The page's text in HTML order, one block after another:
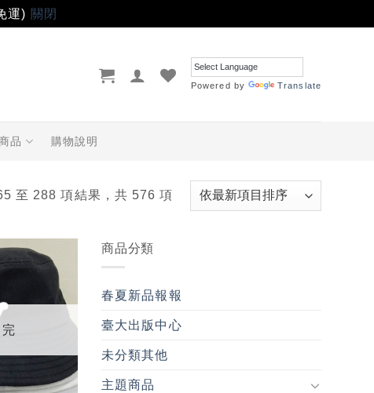
運) 關閉
Powered by Translate
品 購物說明
至 288 項結果，共 576 項
「願
望輕
商品分類
春夏新品報報
臺大出版中心
未分類其他
主題商品